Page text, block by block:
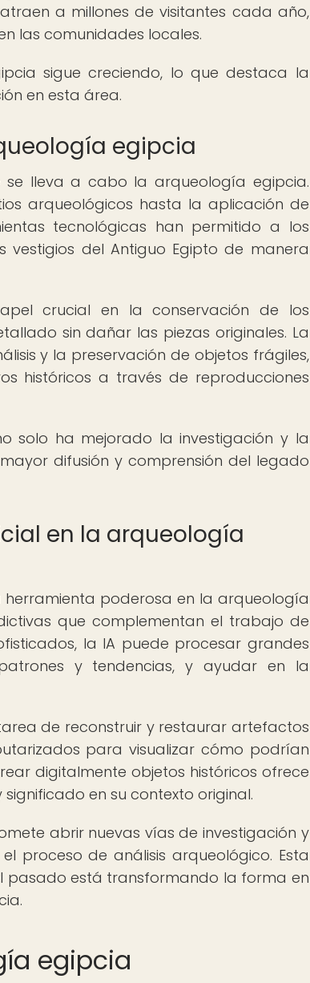
a millones de visitantes cada año,
las comunidades locales.
sigue creciendo, lo que destaca la
en esta área.
egipcia
lleva a cabo la arqueología egipcia.
arqueológicos hasta la aplicación de
tecnológicas han permitido a los
del Antiguo Egipto de manera
crucial en la conservación de los
sin dañar las piezas originales. La
y la preservación de objetos frágiles,
históricos a través de reproducciones
solo ha mejorado la investigación y la
difusión y comprensión del legado
en la arqueología
poderosa en la arqueología
que complementan el trabajo de
la IA puede procesar grandes
y tendencias, y ayudar en la
de reconstruir y restaurar artefactos
para visualizar cómo podrían
digitalmente objetos históricos ofrece
en su contexto original.
abrir nuevas vías de investigación y
proceso de análisis arqueológico. Esta
pasado está transformando la forma en
egipcia